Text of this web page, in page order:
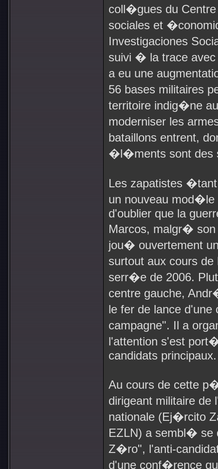
coll�gues du Centre
sociales et
Investigaciones
suivi � la trace avec
a eu une
56 bases militaires
territoire indig�ne
moderniser les
bataillons entrent,
�l�ments sont des
Les zapatistes
un nouveau
d'oublier que la
Marcos, malgr�
jou� ouvertement
surtout aux cours
serr�e de 2006.
centre gauche,
le fer de lance
campagne". Il a
l'attention s'est
candidats principaux.
Au cours de cette
dirigeant militaire
nationale (Ej�rcito
EZLN) a sembl�
Z�ro", l'anti-
d'une conf�rence